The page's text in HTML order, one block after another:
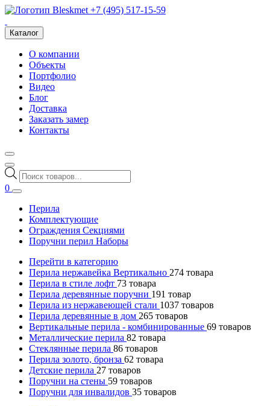
+7 (495) 517-15-59
Каталог
О компании
Объекты
Портфолио
Видео
Блог
Доставка
Заказать замер
Контакты
Поиск
товаров
0
Перила
Комплектующие
Ограждения Секциями
Поручни перил Наборы
Перейти в категорию
Перила нержавейка Вертикально 274 товара
Перила в стиле лофт 73 товара
Перила деревянные поручни 191 товар
Перила из нержавеющей стали 1037 товаров
Перила деревянные в дом 265 товаров
Вертикальные перила - комбинированные 69 товаров
Металлические перила 82 товара
Стеклянные перила 86 товаров
Перила золото, бронза 62 товара
Детские перила 27 товаров
Поручни на стены 59 товаров
Поручни для инвалидов 35 товаров